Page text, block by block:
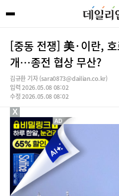
[중동 전쟁] 美·이란,
개…종전 협상 무산?
김규환 기자 (sara0873@dailian.co.kr)
입력 2026.05.08 08:02
수정 2026.05.08 08:02
X